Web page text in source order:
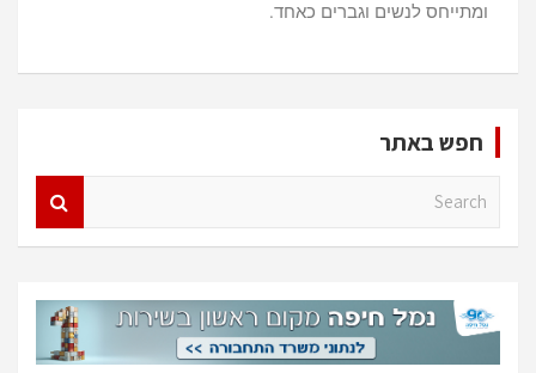
ומתייחס לנשים וגברים כאחד.
חפש באתר
h